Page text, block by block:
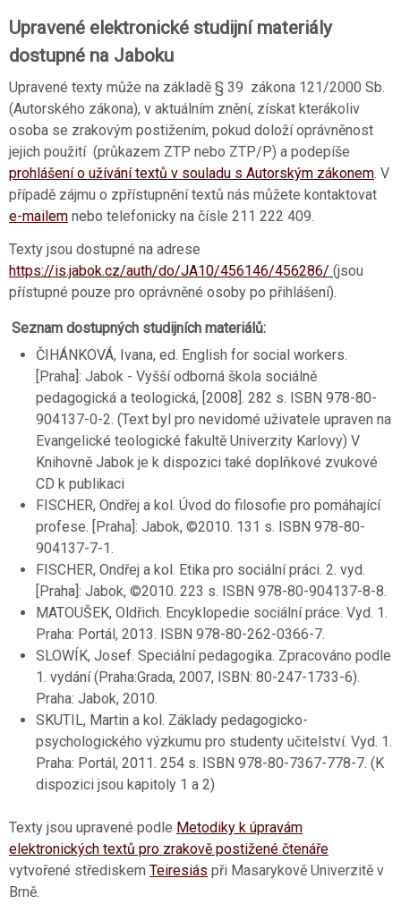
Upravené elektronické studijní materiály
dostupné na Jaboku
Upravené texty může na základě § 39 zákona 121/2000 Sb.
(Autorského zákona), v aktuálním znění, získat kterákoliv
osoba se zrakovým postižením, pokud doloží oprávněnost
jejich použití (průkazem ZTP nebo ZTP/P) a podepíše
prohlášení o užívání textů v souladu s Autorským zákonem. V
případě zájmu o zpřístupnění textů nás můžete kontaktovat
e-mailem nebo telefonicky na čísle 211 222 409.
Texty jsou dostupné na adrese
https://is.jabok.cz/auth/do/JA10/456146/456286/ (jsou
přístupné pouze pro oprávněné osoby po přihlášení).
Seznam dostupných studijních materiálů:
ČIHÁNKOVÁ, Ivana, ed. English for social workers.
[Praha]: Jabok - Vyšší odborná škola sociálně
pedagogická a teologická, [2008]. 282 s. ISBN 978-80-
904137-0-2. (Text byl pro nevidomé uživatele upraven na
Evangelické teologické fakultě Univerzity Karlovy) V
Knihovně Jabok je k dispozici také doplňkové zvukové
CD k publikaci
FISCHER, Ondřej a kol. Úvod do filosofie pro pomáhající
profese. [Praha]: Jabok, ©2010. 131 s. ISBN 978-80-
904137-7-1.
FISCHER, Ondřej a kol. Etika pro sociální práci. 2. vyd.
[Praha]: Jabok, ©2010. 223 s. ISBN 978-80-904137-8-8.
MATOUŠEK, Oldřich. Encyklopedie sociální práce. Vyd. 1.
Praha: Portál, 2013. ISBN 978-80-262-0366-7.
SLOWÍK, Josef. Speciální pedagogika. Zpracováno podle
1. vydání (Praha:Grada, 2007, ISBN: 80-247-1733-6).
Praha: Jabok, 2010.
SKUTIL, Martin a kol. Základy pedagogicko-
psychologického výzkumu pro studenty učitelství. Vyd. 1.
Praha: Portál, 2011. 254 s. ISBN 978-80-7367-778-7. (K
dispozici jsou kapitoly 1 a 2)
Texty jsou upravené podle Metodiky k úpravám
elektronických textů pro zrakově postižené čtenáře
vytvořené střediskem Teiresiás při Masarykově Univerzitě v
Brně.